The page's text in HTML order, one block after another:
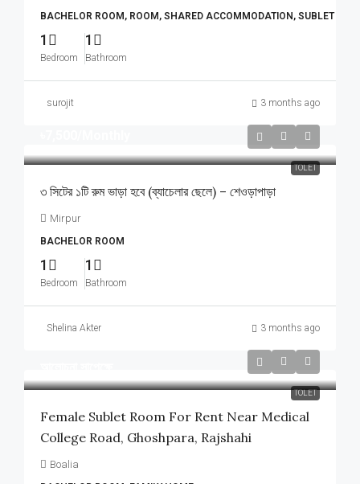
BACHELOR ROOM, ROOM, SHARED ACCOMMODATION, SUBLET
1
Bedroom
1
Bathroom
surojit 3 months ago
TOLET
৩ সিটের ১টি রুম ভাড়া হবে (ব্যাচেলার ছেলে) – শেওড়াপাড়া
Mirpur
BACHELOR ROOM
1
Bedroom
1
Bathroom
Shelina Akter 3 months ago
TOLET
Female Sublet Room For Rent Near Medical
College Road, Ghoshpara, Rajshahi
Boalia